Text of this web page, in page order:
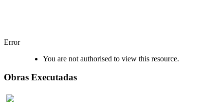
Error
You are not authorised to view this resource.
Obras Executadas